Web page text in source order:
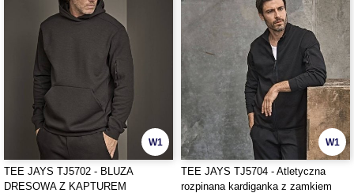
W1
TEE JAYS TJ5702 - BLUZA
DRESOWA Z KAPTUREM
W1
TEE JAYS TJ5704 - Atletyczna
rozpinana kardiganka z zamkiem